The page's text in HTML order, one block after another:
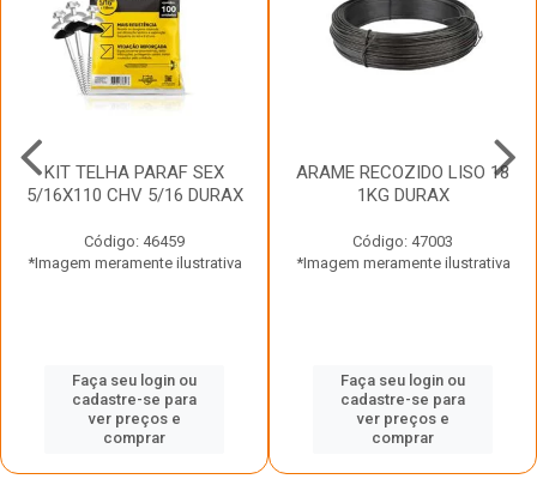
KIT TELHA PARAF SEX
5/16X110 CHV 5/16 DURAX
Código: 46459
*Imagem meramente ilustrativa
Faça seu login ou
cadastre-se para
ver preços e
comprar
ARAME RECOZIDO LISO 18
1KG DURAX
Código: 47003
*Imagem meramente ilustrativa
Faça seu login ou
cadastre-se para
ver preços e
comprar